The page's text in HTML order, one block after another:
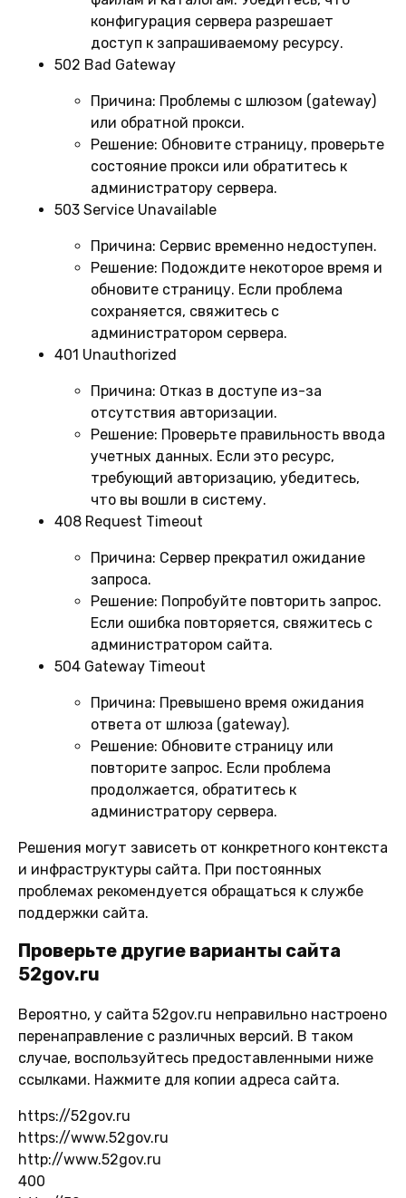
конфигурация сервера разрешает
доступ к запрашиваемому ресурсу.
502 Bad Gateway
Причина: Проблемы с шлюзом (gateway)
или обратной прокси.
Решение: Обновите страницу, проверьте
состояние прокси или обратитесь к
администратору сервера.
503 Service Unavailable
Причина: Сервис временно недоступен.
Решение: Подождите некоторое время и
обновите страницу. Если проблема
сохраняется, свяжитесь с
администратором сервера.
401 Unauthorized
Причина: Отказ в доступе из-за
отсутствия авторизации.
Решение: Проверьте правильность ввода
учетных данных. Если это ресурс,
требующий авторизацию, убедитесь,
что вы вошли в систему.
408 Request Timeout
Причина: Сервер прекратил ожидание
запроса.
Решение: Попробуйте повторить запрос.
Если ошибка повторяется, свяжитесь с
администратором сайта.
504 Gateway Timeout
Причина: Превышено время ожидания
ответа от шлюза (gateway).
Решение: Обновите страницу или
повторите запрос. Если проблема
продолжается, обратитесь к
администратору сервера.
Решения могут зависеть от конкретного контекста
и инфраструктуры сайта. При постоянных
проблемах рекомендуется обращаться к службе
поддержки сайта.
Проверьте другие варианты сайта
52gov.ru
Вероятно, у сайта 52gov.ru неправильно настроено
перенаправление с различных версий. В таком
случае, воспользуйтесь предоставленными ниже
ссылками. Нажмите для копии адреса сайта.
https://52gov.ru
https://www.52gov.ru
http://www.52gov.ru
400